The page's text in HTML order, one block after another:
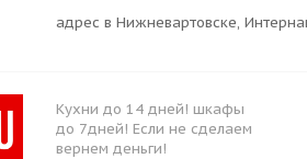
адрес в Нижневартовске,
Кухни до 14 дней! шкафы
до 7дней! Если не сделаем
вернем деньги!